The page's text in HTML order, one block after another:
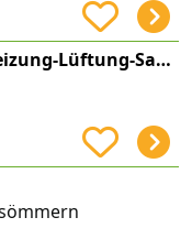
Thomas Osmelak Heizung-Lüftung-Sanitär